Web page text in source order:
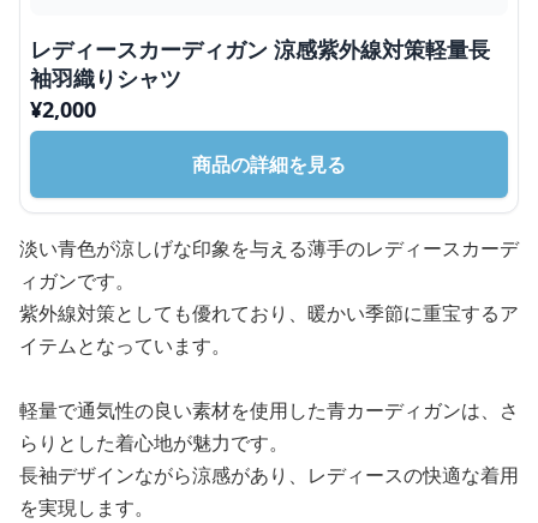
レディースカーディガン 涼感紫外線対策軽量長
袖羽織りシャツ
¥2,000
商品の詳細を見る
淡い青色が涼しげな印象を与える薄手のレディースカーデ
ィガンです。
紫外線対策としても優れており、暖かい季節に重宝するア
イテムとなっています。
軽量で通気性の良い素材を使用した青カーディガンは、さ
らりとした着心地が魅力です。
長袖デザインながら涼感があり、レディースの快適な着用
を実現します。